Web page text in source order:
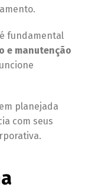
fundamental
e manutenção
planejada
com seus